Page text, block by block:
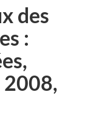
des
: